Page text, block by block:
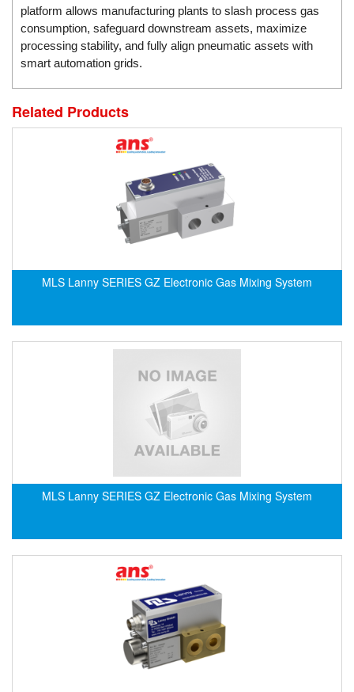
Electro-Sensors Vietnam
Elektrogas Vietnam
Elektrophysik Vietnam
Elettrotek Kabel
ELMESS-Thermosystemtechnik
Eltherm
ELVEM Vietnam
ENCEL Vietnam
Enensys Vietnam
platform allows manufacturing plants to slash process gas
consumption, safeguard downstream assets, maximize
processing stability, and fully align pneumatic assets with
smart automation grids.
Related Products
MLS Lanny SERIES GZ Electronic Gas Mixing System
MLS Lanny SERIES GZ Electronic Gas Mixing System